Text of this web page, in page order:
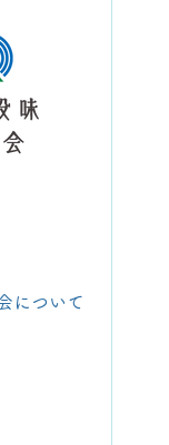
について